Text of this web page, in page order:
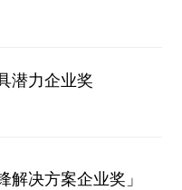
潜力企业奖
决方案企业奖」